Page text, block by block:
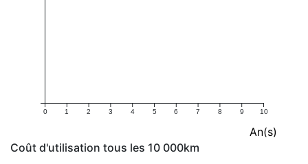
0 1 2 3 4 5 6 7 8 9 10
An(s)
Coût d'utilisation tous les 10 000km